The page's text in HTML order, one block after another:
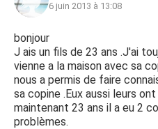
6 juin 2013 à 13:08
bonjour
J ais un fils de 23 ans .J'ai
vienne a la maison avec sa
nous a permis de faire
sa copine .Eux aussi leurs
maintenant 23 ans il a eu 2
problèmes.